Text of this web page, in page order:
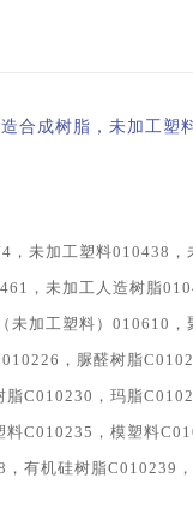
造合成树脂，未加工塑
，未加工塑料010438，
，未加工人造树脂
未加工塑料）010610，
，脲醛树脂
C010230，玛脂
C010235，模塑料
有机硅树脂C010239